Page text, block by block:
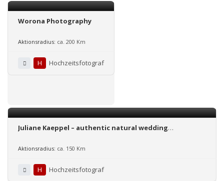
Worona Photography
Aktionsradius: ca. 200 Km
H Hochzeitsfotograf
Juliane Kaeppel – authentic natural wedding
Aktionsradius: ca. 150 Km
H Hochzeitsfotograf